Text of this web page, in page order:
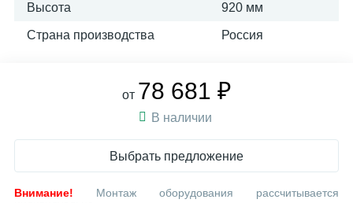
Высота 920 мм
Страна производства Россия
от 78 681 ₽
В наличии
Выбрать предложение
Внимание! Монтаж оборудования рассчитывается